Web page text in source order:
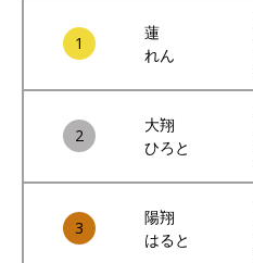
1
蓮
れん
2
大翔
ひろと
3
陽翔
はると